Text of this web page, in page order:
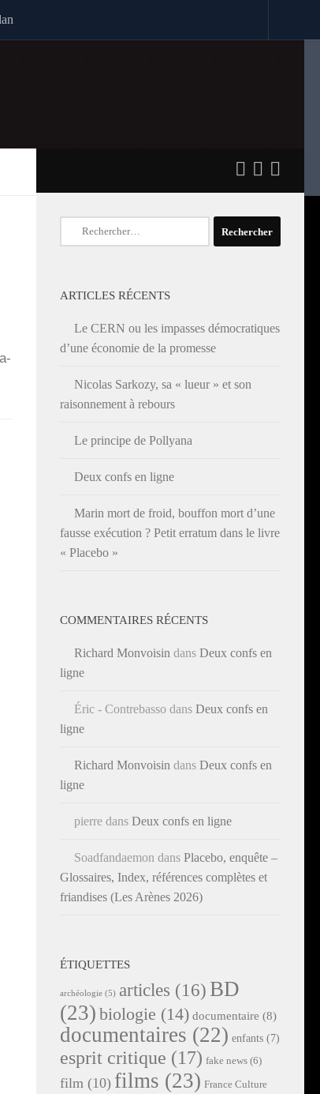
Rechercher :
ARTICLES RÉCENTS
Le CERN ou les impasses démocratiques
d’une économie de la promesse
Nicolas Sarkozy, sa « lueur » et son
raisonnement à rebours
Le principe de Pollyana
Deux confs en ligne
Marin mort de froid, bouffon mort d’une
fausse exécution ? Petit erratum dans le livre
« Placebo »
COMMENTAIRES RÉCENTS
Richard Monvoisin dans Deux confs en
ligne
Éric - Contrebasso dans Deux confs en
ligne
Richard Monvoisin dans Deux confs en
ligne
pierre dans Deux confs en ligne
Soadfandaemon dans Placebo, enquête –
Glossaires, Index, références complètes et
friandises (Les Arènes 2026)
ÉTIQUETTES
archéologie (5) articles (16) BD
(23) biologie (14) documentaire (8)
documentaires (22) enfants (7)
esprit critique (17) fake news (6)
film (10) films (23) France Culture